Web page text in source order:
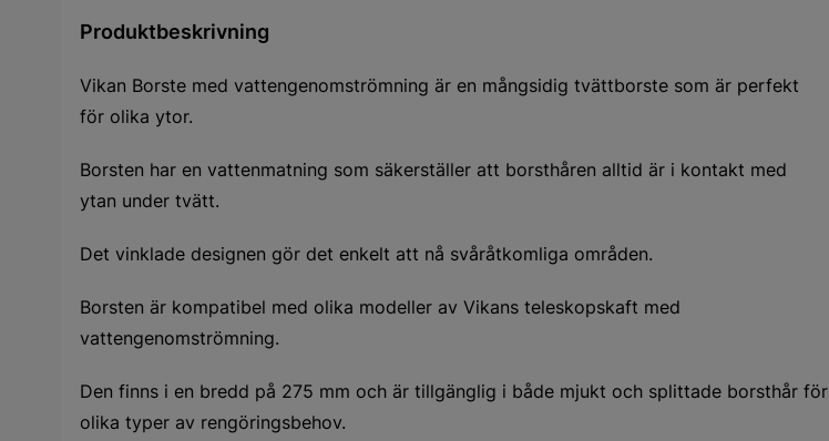
Produktbeskrivning
Vikan Borste med vattengenomströmning är en mångsidig tvättborste som är perfekt
för olika ytor.
Borsten har en vattenmatning som säkerställer att borsthåren alltid är i kontakt med
ytan under tvätt.
Det vinklade designen gör det enkelt att nå svåråtkomliga områden.
Borsten är kompatibel med olika modeller av Vikans teleskopskaft med
vattengenomströmning.
Den finns i en bredd på 275 mm och är tillgänglig i både mjukt och splittade borsthår för
olika typer av rengöringsbehov.